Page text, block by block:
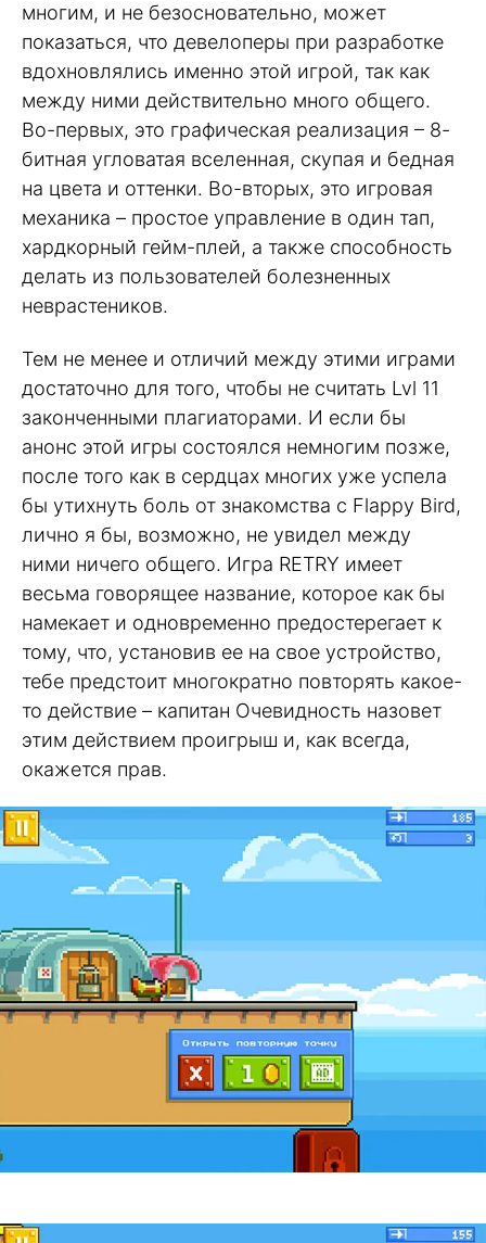
многим, и не безосновательно, может
показаться, что девелоперы при разработке
вдохновлялись именно этой игрой, так как
между ними действительно много общего.
Во-первых, это графическая реализация – 8-
битная угловатая вселенная, скупая и бедная
на цвета и оттенки. Во-вторых, это игровая
механика – простое управление в один тап,
хардкорный гейм-плей, а также способность
делать из пользователей болезненных
неврастеников.
Тем не менее и отличий между этими играми
достаточно для того, чтобы не считать Lvl 11
законченными плагиаторами. И если бы
анонс этой игры состоялся немногим позже,
после того как в сердцах многих уже успела
бы утихнуть боль от знакомства с Flappy Bird,
лично я бы, возможно, не увидел между
ними ничего общего. Игра RETRY имеет
весьма говорящее название, которое как бы
намекает и одновременно предостерегает к
тому, что, установив ее на свое устройство,
тебе предстоит многократно повторять какое-
то действие – капитан Очевидность назовет
этим действием проигрыш и, как всегда,
окажется прав.